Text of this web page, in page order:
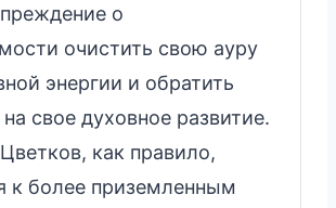
о
очистить свою ауру
энергии и обратить
свое духовное развитие.
Цветков, как правило,
к более приземленным